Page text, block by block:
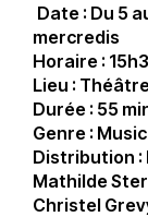
Date : Du 5
mercredis
Horaire :
Lieu :
Durée : 55
Genre :
Distribution :
Mathilde
Christel